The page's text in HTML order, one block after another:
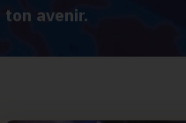
avenir.